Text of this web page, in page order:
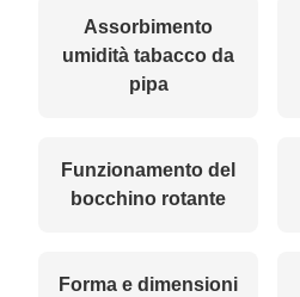
Assorbimento
umidità tabacco da
pipa
Funzionamento del
bocchino rotante
Forma e dimensioni